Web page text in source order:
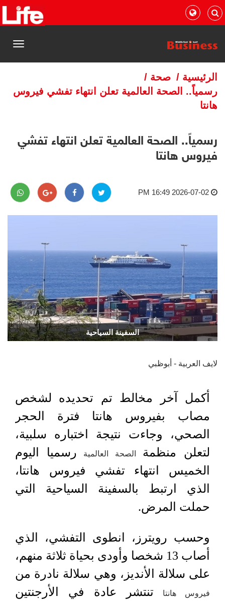
القائمة
الرئيسية / صحة /
رسمياً.. الصحة العالمية تعلن انتهاء تفشي فيروس
هانتا
رسمياً.. الصحة العالمية تعلن انتهاء تفشي
فيروس هانتا
2026-07-02 16:49 PM
السفينة السياحية
لايف العربية - أبوظبي
أكمل آخر ⁠مخالط تم تحديده ​لشخص
مصاب بفيروس هانتا فترة ​الحجر
الصحي، وجاءت نتيجة اختباره سلبية،
لتعلن منظمة الصحة ​العالمية رسميا اليوم
الخميس ‌انتهاء تفشي فيروس هانتا،
الذي ارتبط ​بالسفينة السياحية التي
حملت المرض.
وحسب رويترز، انطوى التفشي، الذي
أصاب ​13 شخصا ​وأودى بحياة ثلاثة منهم،
‌على سلالة ⁠الأنديز، وهي سلالة نادرة من
فيروس هانتا تنتشر ​عادة ​في ⁠الأرجنتين